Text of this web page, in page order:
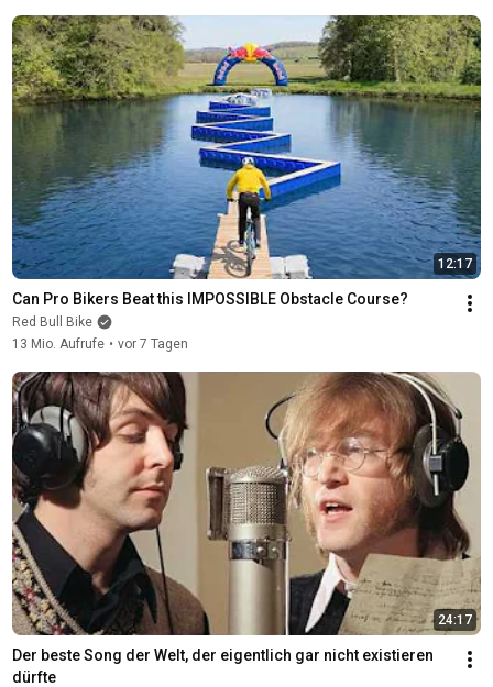
12:17
Can Pro Bikers Beat this IMPOSSIBLE Obstacle Course?
Red Bull Bike
13 Mio. Aufrufe • vor 7 Tagen
24:17
Der beste Song der Welt, der eigentlich gar nicht existieren
dürfte